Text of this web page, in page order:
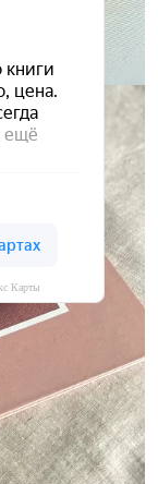
Карты